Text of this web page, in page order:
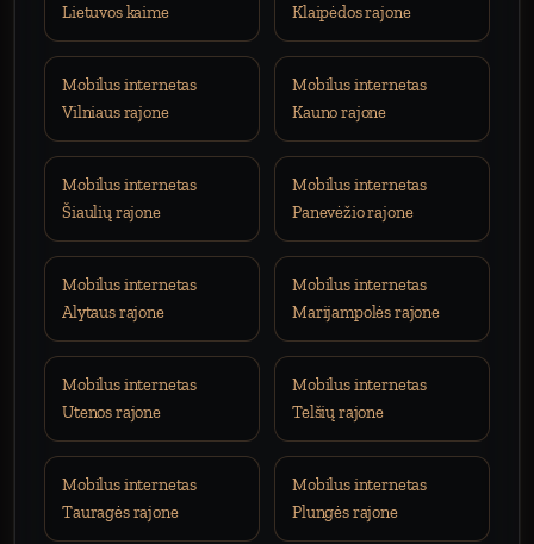
Lietuvos kaime
Klaipėdos rajone
Mobilus internetas
Vilniaus rajone
Mobilus internetas
Kauno rajone
Mobilus internetas
Šiaulių rajone
Mobilus internetas
Panevėžio rajone
Mobilus internetas
Alytaus rajone
Mobilus internetas
Marijampolės rajone
Mobilus internetas
Utenos rajone
Mobilus internetas
Telšių rajone
Mobilus internetas
Tauragės rajone
Mobilus internetas
Plungės rajone